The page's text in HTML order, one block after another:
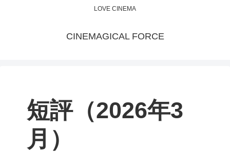
LOVE CINEMA
CINEMAGICAL FORCE
短評（2026年3
月）